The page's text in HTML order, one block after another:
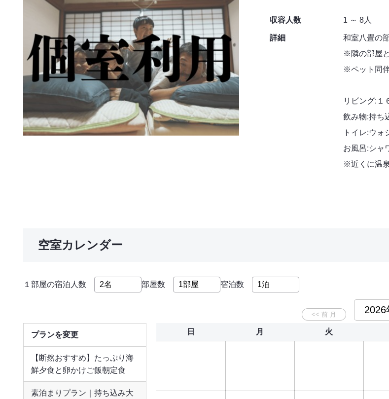
収容人数 1 ～ 8人
詳細
和室八畳の
※隣の部屋
※ペット同
リビング:１
飲み物:持ち
トイレ:ウォ
お風呂:シャ
※近くに温
空室カレンダー
１部屋の宿泊人数 部屋数 宿泊数
プランを変更
【断然おすすめ】たっぷり海
鮮夕食と卵かけご飯朝定食
素泊まりプラン｜持ち込み大
日 月 火